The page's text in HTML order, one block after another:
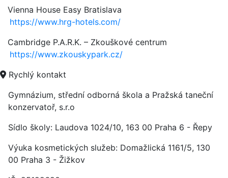
Vienna House Easy Bratislava
https://www.hrg-hotels.com/
Cambridge P.A.R.K. – Zkouškové centrum
https://www.zkouskypark.cz/
Rychlý kontakt
Gymnázium, střední odborná škola a Pražská taneční
konzervatoř, s.r.o
Sídlo školy: Laudova 1024/10, 163 00 Praha 6 - Řepy
Výuka kosmetických služeb: Domažlická 1161/5, 130
00 Praha 3 - Žižkov